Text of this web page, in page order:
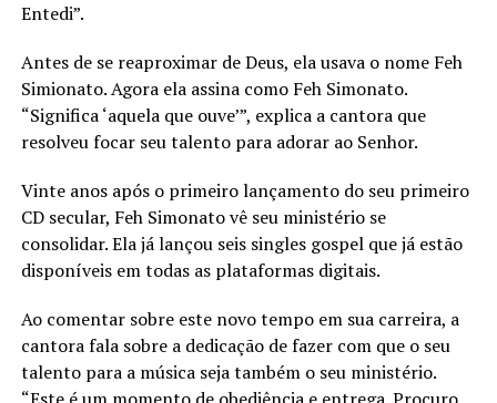
Entedi”.
Antes de se reaproximar de Deus, ela usava o nome Feh
Simionato. Agora ela assina como Feh Simonato.
“Significa ‘aquela que ouve’”, explica a cantora que
resolveu focar seu talento para adorar ao Senhor.
Vinte anos após o primeiro lançamento do seu primeiro
CD secular, Feh Simonato vê seu ministério se
consolidar. Ela já lançou seis singles gospel que já estão
disponíveis em todas as plataformas digitais.
Ao comentar sobre este novo tempo em sua carreira, a
cantora fala sobre a dedicação de fazer com que o seu
talento para a música seja também o seu ministério.